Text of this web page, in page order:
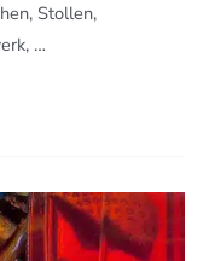
Stollen,
…